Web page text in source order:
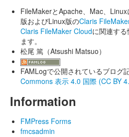
FileMakerとApache、Mac、
版およびLinux版のClaris
Claris FileMaker Cloudに関連す
ます。
松尾 篤（Atsushi Matsuo）
FAMLogで公開されているブログ
Commons 表示 4.0 国際 (CC BY
Information
FMPress Forms
fmcsadmin